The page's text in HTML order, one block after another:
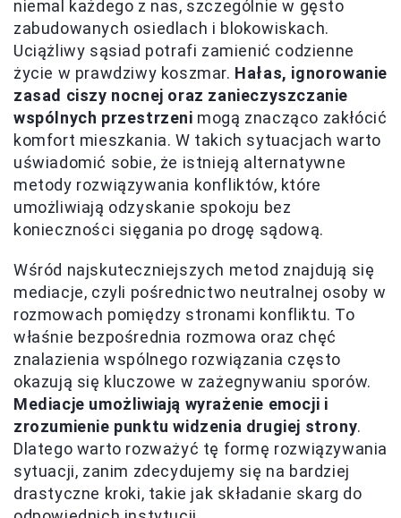
niemal każdego z nas, szczególnie w gęsto
zabudowanych osiedlach i blokowiskach.
Uciążliwy sąsiad potrafi zamienić codzienne
życie w prawdziwy koszmar. Hałas, ignorowanie
zasad ciszy nocnej oraz zanieczyszczanie
wspólnych przestrzeni mogą znacząco zakłócić
komfort mieszkania. W takich sytuacjach warto
uświadomić sobie, że istnieją alternatywne
metody rozwiązywania konfliktów, które
umożliwiają odzyskanie spokoju bez
konieczności sięgania po drogę sądową.
Wśród najskuteczniejszych metod znajdują się
mediacje, czyli pośrednictwo neutralnej osoby w
rozmowach pomiędzy stronami konfliktu. To
właśnie bezpośrednia rozmowa oraz chęć
znalazienia wspólnego rozwiązania często
okazują się kluczowe w zażegnywaniu sporów.
Mediacje umożliwiają wyrażenie emocji i
zrozumienie punktu widzenia drugiej strony.
Dlatego warto rozważyć tę formę rozwiązywania
sytuacji, zanim zdecydujemy się na bardziej
drastyczne kroki, takie jak składanie skarg do